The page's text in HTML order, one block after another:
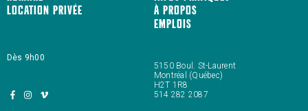
Location privée
À propos
Emplois
5150 Boul. St-Laurent
Montréal (Québec)
H2T 1R8
514 282 2087
Dès 9h00